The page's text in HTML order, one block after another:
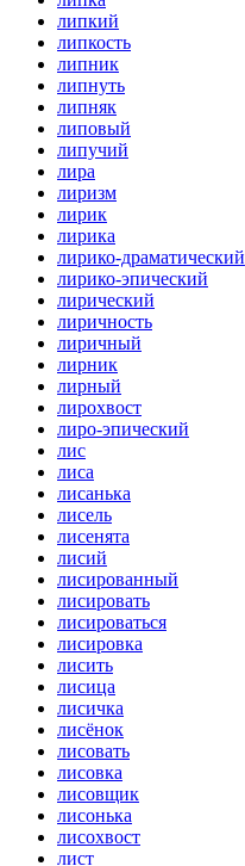
липкий
липкость
липник
липнуть
липняк
липовый
липучий
лира
лиризм
лирик
лирика
лирико-драматический
лирико-эпический
лирический
лиричность
лиричный
лирник
лирный
лирохвост
лиро-эпический
лис
лиса
лисанька
лисель
лисенята
лисий
лисированный
лисировать
лисироваться
лисировка
лисить
лисица
лисичка
лисёнок
лисовать
лисовка
лисовщик
лисонька
лисохвост
лист